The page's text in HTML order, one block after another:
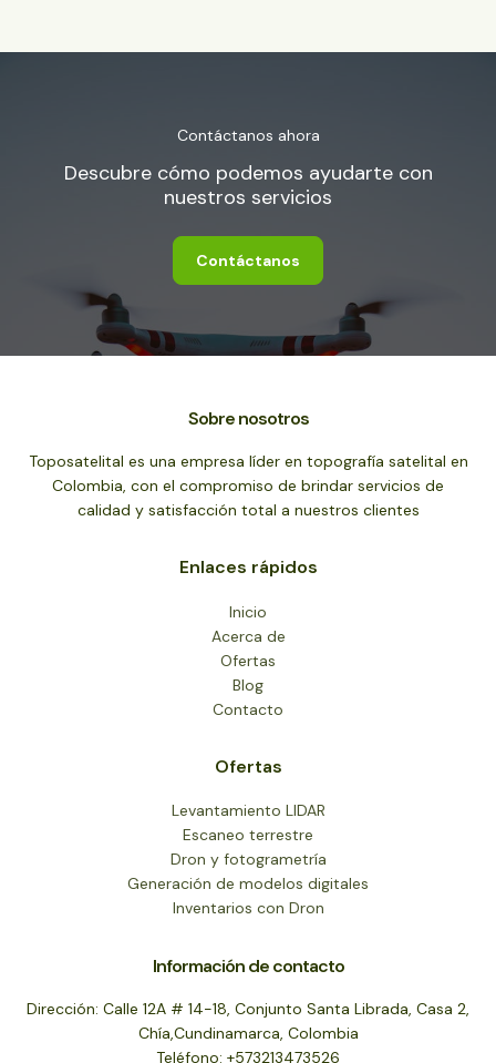
Contáctanos ahora
Descubre cómo podemos ayudarte con
nuestros servicios
Contáctanos
Sobre nosotros
Toposatelital es una empresa líder en topografía satelital en
Colombia, con el compromiso de brindar servicios de
calidad y satisfacción total a nuestros clientes
Enlaces rápidos
Inicio
Acerca de
Ofertas
Blog
Contacto
Ofertas
Levantamiento LIDAR
Escaneo terrestre
Dron y fotogrametría
Generación de modelos digitales
Inventarios con Dron
Información de contacto
Dirección: Calle 12A # 14-18, Conjunto Santa Librada, Casa 2,
Chía,Cundinamarca, Colombia
Teléfono: +573213473526